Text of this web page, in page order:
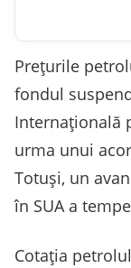
Preţurile
fondul
Internaţională
urma unui
Totuşi, un
în SUA a
Cotaţia